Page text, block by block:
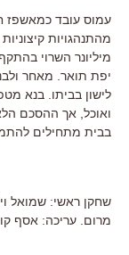
עמוס עובד כמאשפז
מהתנהגויות
מיליונר השרוי
יפת תואר. מאחר
לישון בביתו. בנא
ואוכל, אך ההסכם
בבית מתחילים
שחקן ראשי: שמואל
מרום. עריכה: אסף